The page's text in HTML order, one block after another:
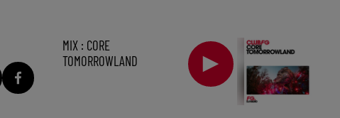
MIX : CORE
TOMORROWLAND